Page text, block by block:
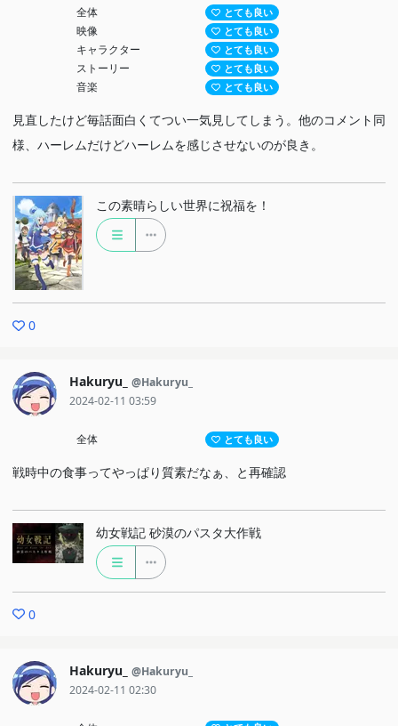
全体 とても良い
映像 とても良い
キャラクター とても良い
ストーリー とても良い
音楽 とても良い
見直したけど毎話面白くてつい一気見してしまう。他のコメント同
様、ハーレムだけどハーレムを感じさせないのが良き。
この素晴らしい世界に祝福を！
0
Hakuryu_ @Hakuryu_
2024-02-11 03:59
全体 とても良い
戦時中の食事ってやっぱり質素だなぁ、と再確認
幼女戦記 砂漠のパスタ大作戦
0
Hakuryu_ @Hakuryu_
2024-02-11 02:30